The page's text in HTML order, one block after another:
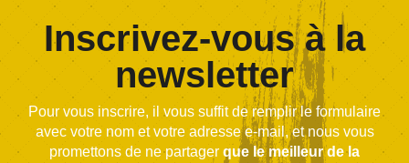
Inscrivez-vous à la
newsletter
Pour vous inscrire, il vous suffit de remplir le formulaire
avec votre nom et votre adresse e-mail, et nous vous
promettons de ne partager que le meilleur de la